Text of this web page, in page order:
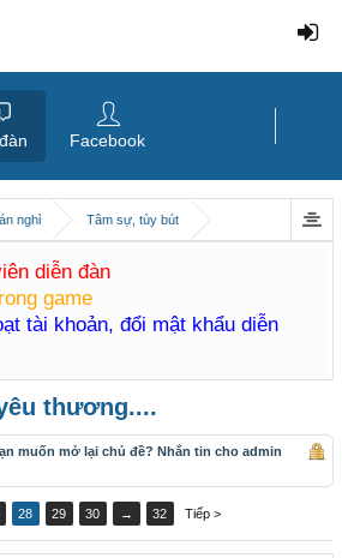
nghỉ Tâm sự, tùy bút
diễn đàn
game
tài khoản, đổi mật khẩu diễn
thương....
muốn mở lại chủ đề? Nhắn tin cho admin
28 29 30 → 32 Tiếp >
Facebook